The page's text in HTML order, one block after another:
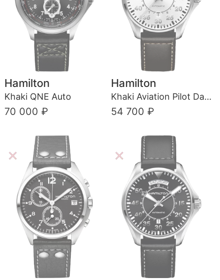
Hamilton
Khaki QNE Auto
70 000 ₽
Hamilton
Khaki Aviation Pilot Day Date Auto
54 700 ₽